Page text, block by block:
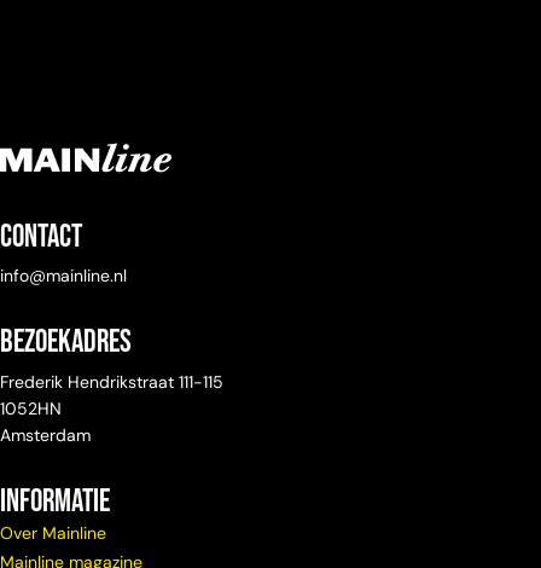
Contact
info@mainline.nl
Bezoekadres
Frederik Hendrikstraat 111-115
1052HN
Amsterdam
Informatie
Over Mainline
Mainline magazine